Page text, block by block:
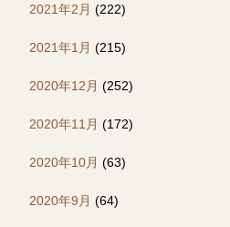
2021年2月 (222)
2021年1月 (215)
2020年12月 (252)
2020年11月 (172)
2020年10月 (63)
2020年9月 (64)